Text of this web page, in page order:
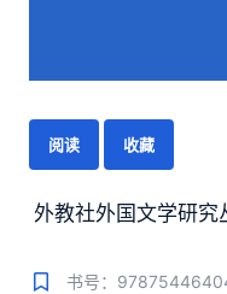
阅读 收藏
外教社外国文学研究
书号：